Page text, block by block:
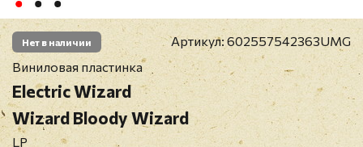
Нет в наличии Артикул:602557542363UMG
Виниловая пластинка
Electric Wizard
Wizard Bloody Wizard
LP